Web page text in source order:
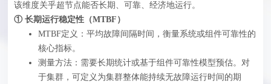
该维度关乎超节点能否长期、可靠、经济地运行。
① 长期运行稳定性（MTBF）
MTBF定义：平均故障间隔时间，衡量系统或组件可靠性的
核心指标。
测量方法：需要长期统计或基于组件可靠性模型预估。对
于集群，可定义为集群整体能持续无故障运行时间的期